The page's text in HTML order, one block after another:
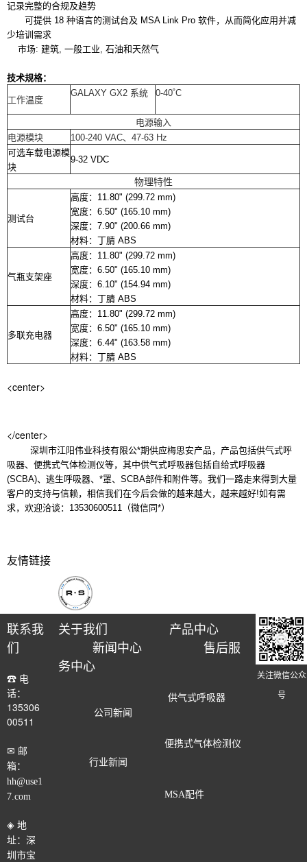
记录完整的合规及趋势
可提供 18 种语言的测试台及 MSA Link Pro 软件，从而简化应用并减
少培训需求
市场: 建筑, 一般工业, 石油和天然气
技术规格：
工作温度
GALAXY GX2 系统 0-40˚C
电源输入
电源模块
100-240 VAC、47-63 Hz
可选车载电源模
块
9-32 VDC
物理特性
测试台
高度：11.80" (299.72 mm)
宽度：6.50" (165.10 mm)
深度：7.90" (200.66 mm)
材料：丁腈 ABS
气瓶支架座
高度：11.80" (299.72 mm)
宽度：6.50" (165.10 mm)
深度：6.10" (154.94 mm)
材料：丁腈 ABS
多联充电器
高度：11.80" (299.72 mm)
宽度：6.50" (165.10 mm)
深度：6.44" (163.58 mm)
材料：丁腈 ABS
<center>
</center>
深圳市江阳伟业科技有限公*期供应梅思安产品，产品包括供气式呼
吸器、便携式气体检测仪等，其中供气式呼吸器包括自给式呼吸器
(SCBA)、逃生呼吸器、*罩、SCBA部件和附件等。我们一路走来得到大量
客户的支持与信赖，相信我们在今后会做的越来越大，越来越好!如有需
求，欢迎洽谈：13530600511（微信同*）
友情链接
联系我
们
☎ 电
话：
135306
00511
✉ 邮
箱：
hh@use1
7.com
◈ 地
址：深
圳市宝
关于我们
产品中心
新闻中心
售后服
务中心
供气式呼吸器
公司新闻
便携式气体检测仪
行业新闻
MSA配件
关注微信公众
号